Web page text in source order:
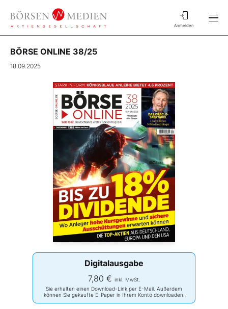
Anmelden
BÖRSE ONLINE 38/25
18.09.2025
Digitalausgabe
7,80 € inkl. MwSt.
Sie erhalten einen Download-Link per E-Mail. Außerdem
können Sie gekaufte E-Paper in Ihrem Konto downloaden.